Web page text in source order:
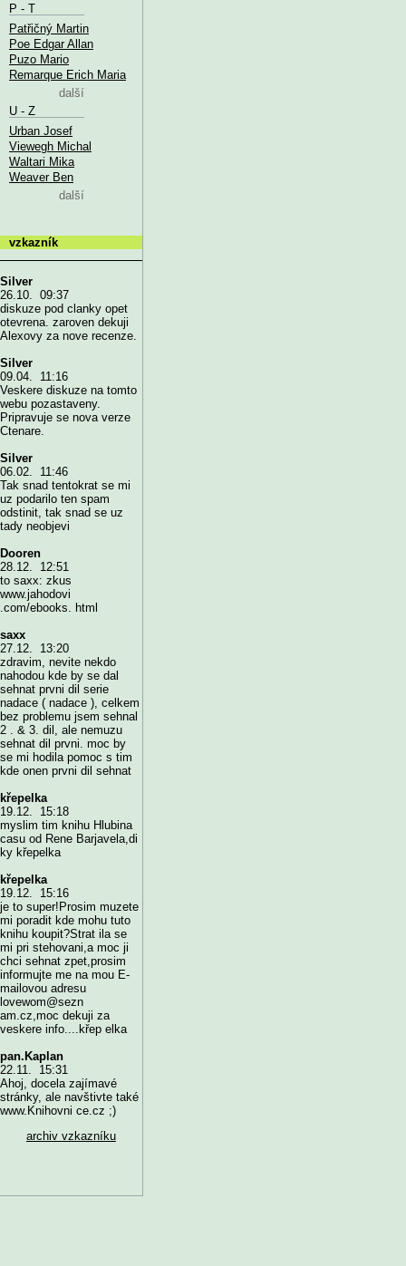
P - T
Patřičný Martin
Poe Edgar Allan
Puzo Mario
Remarque Erich Maria
další
U - Z
Urban Josef
Viewegh Michal
Waltari Mika
Weaver Ben
další
vzkazník
Silver
26.10. 09:37
diskuze pod clanky opet
otevrena. zaroven dekuji
Alexovy za nove recenze.
Silver
09.04. 11:16
Veskere diskuze na tomto
webu pozastaveny.
Pripravuje se nova verze
Ctenare.
Silver
06.02. 11:46
Tak snad tentokrat se mi
uz podarilo ten spam
odstinit, tak snad se uz
tady neobjevi
Dooren
28.12. 12:51
to saxx: zkus
www.jahodovi
.com/ebooks. html
saxx
27.12. 13:20
zdravim, nevite nekdo
nahodou kde by se dal
sehnat prvni dil serie
nadace ( nadace ), celkem
bez problemu jsem sehnal
2 . & 3. dil, ale nemuzu
sehnat dil prvni. moc by
se mi hodila pomoc s tim
kde onen prvni dil sehnat
křepelka
19.12. 15:18
myslim tim knihu Hlubina
casu od Rene Barjavela,di
ky křepelka
křepelka
19.12. 15:16
je to super!Prosim muzete
mi poradit kde mohu tuto
knihu koupit?Strat ila se
mi pri stehovani,a moc ji
chci sehnat zpet,prosim
informujte me na mou E-
mailovou adresu
lovewom@sezn
am.cz,moc dekuji za
veskere info....křep elka
pan.Kaplan
22.11. 15:31
Ahoj, docela zajímavé
stránky, ale navštivte také
www.Knihovni ce.cz ;)
archiv vzkazníku